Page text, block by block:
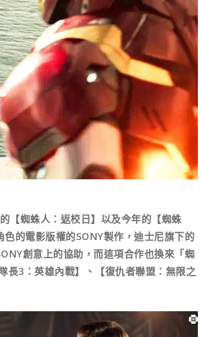
蜘蛛人：返校日】以及今年的【蜘蛛
的電影版權的SONY製作，迪士尼旗下的
創意上的協助，而這項合作也換來「蜘
長3：英雄內戰】、【復仇者聯盟：無限之